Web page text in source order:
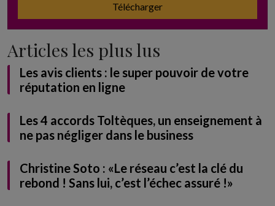
Télécharger
Articles les plus lus
Les avis clients : le super pouvoir de votre
réputation en ligne
Les 4 accords Toltèques, un enseignement à
ne pas négliger dans le business
Christine Soto : «Le réseau c’est la clé du
rebond ! Sans lui, c’est l’échec assuré !»